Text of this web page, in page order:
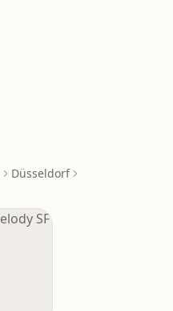
Düsseldorf